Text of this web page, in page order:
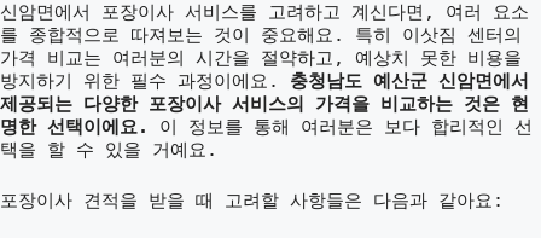
신암면에서 포장이사 서비스를 고려하고 계신다면, 여러 요소
를 종합적으로 따져보는 것이 중요해요. 특히 이삿짐 센터의
가격 비교는 여러분의 시간을 절약하고, 예상치 못한 비용을
방지하기 위한 필수 과정이에요. 충청남도 예산군 신암면에서
제공되는 다양한 포장이사 서비스의 가격을 비교하는 것은 현
명한 선택이에요.
이 정보를 통해 여러분은 보다 합리적인 선
택을 할 수 있을 거예요.
포장이사 견적을 받을 때 고려할 사항들은 다음과 같아요: